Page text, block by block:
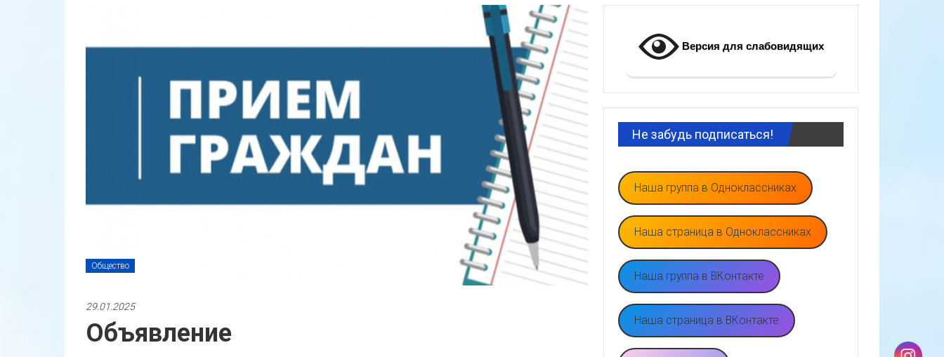
Общество
29.01.2025
Объявление
Версия для слабовидящих
Не забудь подписаться!
Наша группа в Одноклассниках
Наша страница в Одноклассниках
Наша группа в ВКонтакте
Наша страница в ВКонтакте